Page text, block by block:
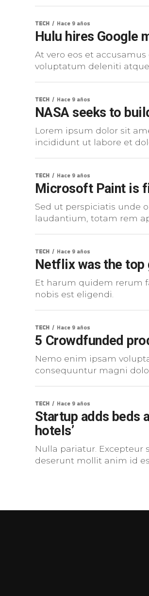
TECH Hace 9 años
Hulu hires Google
At vero eos et
voluptatum deleniti atque
TECH Hace 9 años
NASA seeks to
Lorem ipsum dolor sit
incididunt ut labore et
TECH Hace 9 años
Microsoft Paint is
Sed ut perspiciatis unde
laudantium, totam rem
TECH Hace 9 años
Netflix was the top
Et harum quidem rerum
nobis est eligendi.
TECH Hace 9 años
5 Crowdfunded
Nemo enim ipsam
consequuntur magni
TECH Hace 9 años
Startup adds beds
hotels’
Nulla pariatur.
deserunt mollit anim id